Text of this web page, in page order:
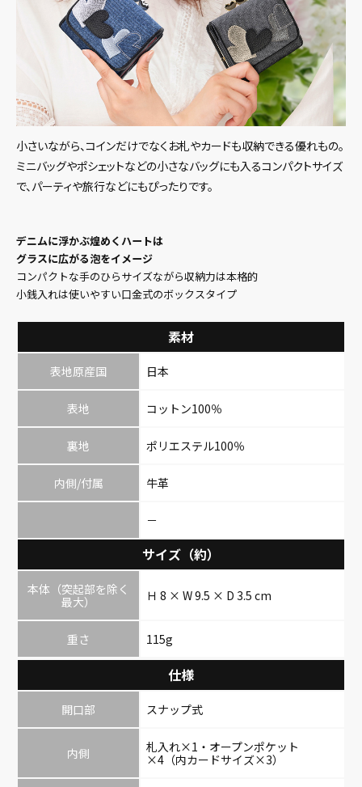
小さいながら、コインだけでなくお札やカードも収納できる優れもの。
ミニバッグやポシェットなどの小さなバッグにも入るコンパクトサイズ
で、パーティや旅行などにもぴったりです。
デニムに浮かぶ煌めくハートは
グラスに広がる泡をイメージ
コンパクトな手のひらサイズながら収納力は本格的
小銭入れは使いやすい口金式のボックスタイプ
素材
表地原産国 日本
表地 コットン100％
裏地 ポリエステル100％
内側/付属 牛革
－
サイズ（約）
本体（突起部を除く
最大）
Ｈ 8 × W 9.5 × D 3.5 cm
重さ 115g
仕様
開口部 スナップ式
内側
札入れ×1・オープンポケット
×4（内カードサイズ×3）